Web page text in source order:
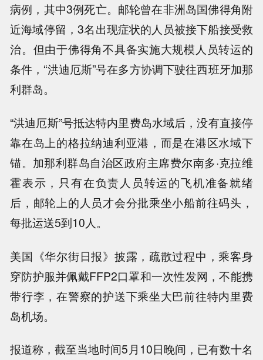
病例，其中3例死亡。邮轮曾在非洲岛国佛得角附
近海域停留，3名出现症状的人员被接下船接受救
治。但由于佛得角不具备实施大规模人员转运的
条件，“洪迪厄斯”号在多方协调下驶往西班牙加那
利群岛。
“洪迪厄斯”号抵达特内里费岛水域后，没有直接停
靠在岛上的格拉纳迪利亚港，而是在港区水域下
锚。加那利群岛自治区政府主席费尔南多·克拉维
霍表示，只有在负责人员转运的飞机准备就绪
后，邮轮上的人员才会分批乘坐小船前往码头，
每批运送5到10人。
美国《华尔街日报》披露，疏散过程中，乘客身
穿防护服并佩戴FFP2口罩和一次性发网，不能携
带行李，在警察的护送下乘坐大巴前往特内里费
岛机场。
报道称，截至当地时间5月10日晚间，已有数十名